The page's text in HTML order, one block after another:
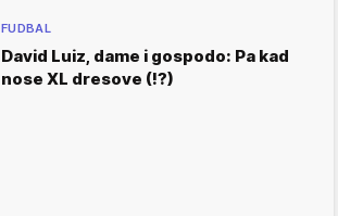
FUDBAL
David Luiz, dame i gospodo: Pa kad
nose XL dresove (!?)